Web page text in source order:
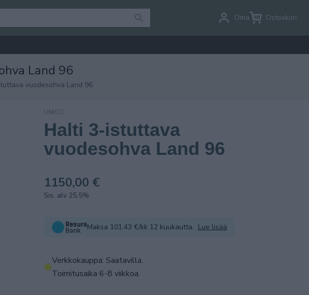
Oma tili Ostoskori
Land 96
vuodesohva Land 96
Aina Edullinen
UNICO
Halti 3-istuttava
vuodesohva Land 96
1150,00 €
Sis. alv 25.5%
Maksa 101.43 €/kk 12 kuukautta. Lue lisää
Verkkokauppa: Saatavilla.
Toimitusaika 6-8 viikkoa.